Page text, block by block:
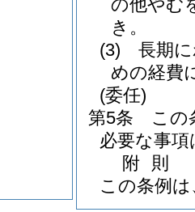
の他やむ
き。
(3)
長期
めの経費
(委任)
第5条
この
必要な事
附 則
この条例